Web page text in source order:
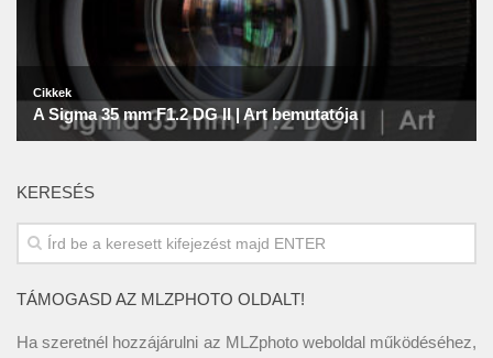
KERESÉS
TÁMOGASD AZ MLZPHOTO OLDALT!
Ha szeretnél hozzájárulni az MLZphoto weboldal működéséhez,